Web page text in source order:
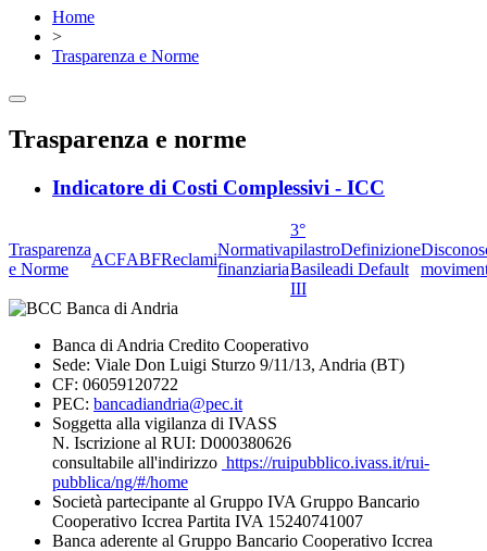
Home
>
Trasparenza e Norme
Trasparenza e norme
Indicatore di Costi Complessivi - ICC
Trasparenza
e Norme
ACFABFReclami
Normativa
finanziaria
3°
pilastro
Basilea
III
Definizione
di Default
Banca di Andria Credito Cooperativo
Sede: Viale Don Luigi Sturzo 9/11/13, Andria (BT)
CF: 06059120722
PEC: bancadiandria@pec.it
Soggetta alla vigilanza di IVASS
N. Iscrizione al RUI: D000380626
consultabile all'indirizzo https://ruipubblico.ivass.it/rui-
pubblica/ng/#/home
Società partecipante al Gruppo IVA Gruppo Bancario
Cooperativo Iccrea Partita IVA 15240741007
Banca aderente al Gruppo Bancario Cooperativo Iccrea